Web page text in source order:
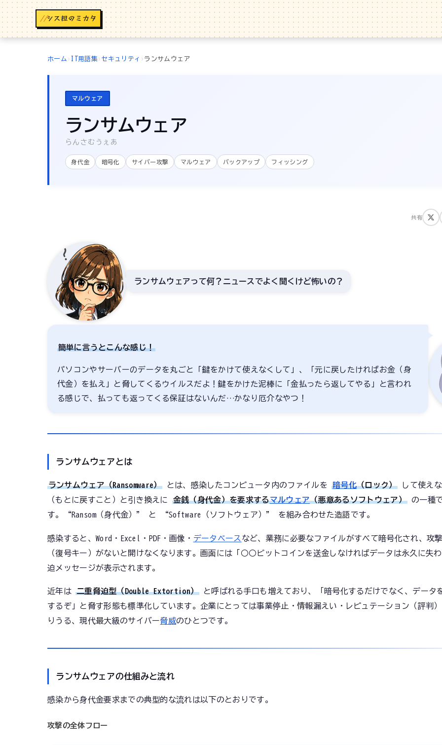
//
ホーム › IT用語集› セキュリティ › ランサムウェア
マルウェア
ランサムウェア
らんさむうぇあ
身代金 暗号化 サイバー攻撃 マルウェア バックアップ フィッシング
共有
ランサムウェアって何？ニュースでよく聞くけど怖いの？
簡単に言うとこんな感じ！
パソコンやサーバーのデータを丸ごと「鍵をかけて使えなくして」、「元に戻したければお金（身
代金）を払え」と脅してくるウイルスだよ！鍵をかけた泥棒に「金払ったら返してやる」と言われ
る感じで、払っても返ってくる保証はないんだ…かなり厄介なやつ！
ランサムウェアとは
ランサムウェア（Ransomware） とは、感染したコンピュータ内のファイルを暗号化（ロック） して使え
（もとに戻すこと）と引き換えに金銭（身代金）を要求するマルウェア（悪意あるソフトウェア）の一種
す。“Ransom（身代金）” と “Software（ソフトウェア）” を組み合わせた造語です。
感染すると、Word・Excel・PDF・画像・ データベース など、業務に必要なファイルがすべて暗号化され、攻
（復号キー）がないと開けなくなります。画面には「○○ビットコインを送金しなければデータは永久に失
迫メッセージが表示されます。
近年は二重脅迫型（Double Extortion）と呼ばれる手口も増えており、「暗号化するだけでなく、データ
するぞ」と脅す形態も標準化しています。企業にとっては事業停止・情報漏えい・レピュテーション（評判
りうる、現代最大級のサイバー脅威のひとつです。
ランサムウェアの仕組みと流れ
感染から身代金要求までの典型的な流れは以下のとおりです。
攻撃の全体フロー